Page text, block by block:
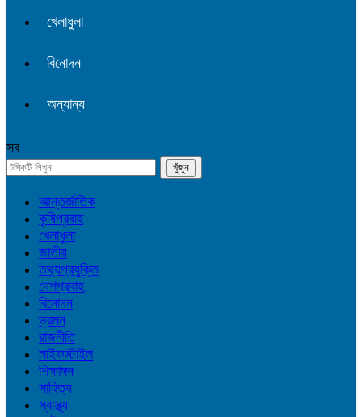
খেলাধুলা
বিনোদন
অন্যান্য
সব
আন্তর্জাতিক
কৃষিপ্রবাহ
খেলাধুলা
জাতীয়
তথ্যপ্রযুক্তি
দেশপ্রবাহ
বিনোদন
ভ্রমন
রাজনীতি
লাইফস্টাইল
শিক্ষাঙ্গন
সাহিত্য
স্বাস্থ্য